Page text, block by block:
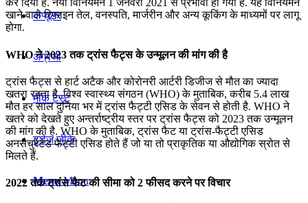
कंप्यूटर
अंग्रेजी
मॉक टेस्ट
टुडेज जीके
Menu Menu
कर दिया है. नया विनियमन 1 जनवरी 2021 से प्रभावी हो गया है. यह विनियमन
खाने वाले रिफाइन तेल, वनस्पति, मार्जरीन और अन्य कूकिंग के माध्यमों पर लागू
होगा.
WHO ने 2023 तक ट्रांस फैट्स के उन्मूलन की मांग की है
ट्रांस फैट्स से हार्ट अटैक और कोरोनरी आर्टरी डिजीज से मौत का ज्यादा
खतरा रहता है. विश्व स्वास्थ्य संगठन (WHO) के मुताबिक, करीब 5.4 लाख
मौत हर साल दुनिया भर में ट्रांस फैट्टी एसिड के सेवन से होती है. WHO ने
खतरे को देखते हुए अन्तर्राष्ट्रीय स्तर पर ट्रांस फैट्स को 2023 तक उन्मूलन
की मांग की है. WHO के मुताबिक, ट्रांस फैट या ट्रांस-फैट्टी एसिड
अनसैचुरेटेड फैट्टी एसिड होते हैं जो या तो प्राकृतिक या औद्योगिक स्रोत से
मिलते हैं.
2022 तक ट्रांस फैट की सीमा को 2 फीसद करने पर विचार